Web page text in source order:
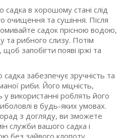
садка в хорошому стані слід
очищення та сушіння. Після
садок прісною водою,
рибного слизу. Потім
запобігти появі іржі та
забезпечує зручність та
риби. Його міцність,
у використанні роблять його
в будь-яких умовах.
з догляду, ви зможете
служби вашого садка і
без зайвого клопоту.